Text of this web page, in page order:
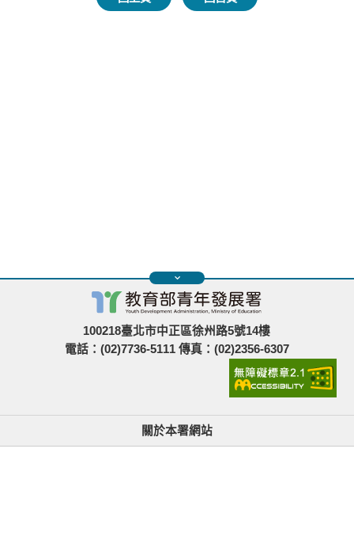
100218臺北市中正區徐州路5號14樓
電話：(02)7736-5111 傳真：(02)2356-6307
關於本署網站